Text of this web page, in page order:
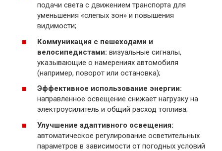
подачи света с движением транспорта для
уменьшения «слепых зон» и повышения
видимости;
Коммуникация с пешеходами и
велосипедистами: визуальные сигналы,
указывающие о намерениях автомобиля
(например, поворот или остановка);
Эффективное использование энергии:
направленное освещение снижает нагрузку на
электроусилитель и общий расход топлива;
Улучшение адаптивного освещения:
автоматическое регулирование осветительных
параметров в зависимости от погодных условий